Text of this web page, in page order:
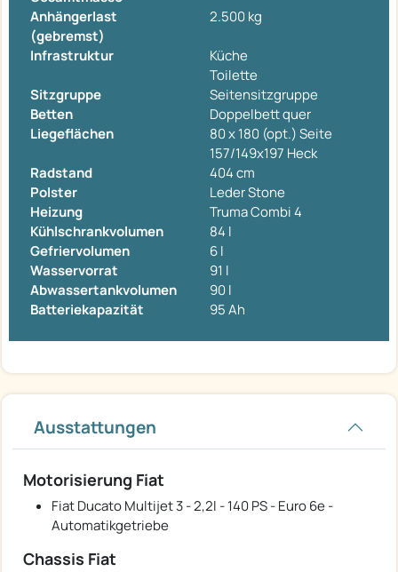
Anhängerlast
(gebremst)
2.500 kg
Infrastruktur
Küche
Toilette
Sitzgruppe
Seitensitzgruppe
Betten
Doppelbett quer
Liegeflächen
80 x 180 (opt.) Seite
157/149x197 Heck
Radstand
404 cm
Polster
Leder Stone
Heizung
Truma Combi 4
Kühlschrankvolumen
84 l
Gefriervolumen
6 l
Wasservorrat
91 l
Abwassertankvolumen
90 l
Batteriekapazität
95 Ah
Ausstattungen
Motorisierung Fiat
Fiat Ducato Multijet 3 - 2,2l - 140 PS - Euro 6e -
Automatikgetriebe
Chassis Fiat